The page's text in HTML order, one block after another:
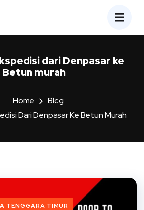
dari Denpasar ke
Betun murah
Home
Blog
Dari Denpasar Ke Betun Murah
TENGGARA TIMUR